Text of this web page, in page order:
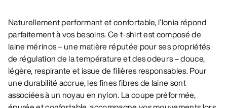
Naturellement performant et confortable, l’Ionia répond
parfaitement à vos besoins. Ce t-shirt est composé de
laine mérinos – une matière réputée pour ses propriétés
de régulation de la température et des odeurs – douce,
légère, respirante et issue de filières responsables. Pour
une durabilité accrue, les fines fibres de laine sont
associées à un noyau en nylon. La coupe préformée,